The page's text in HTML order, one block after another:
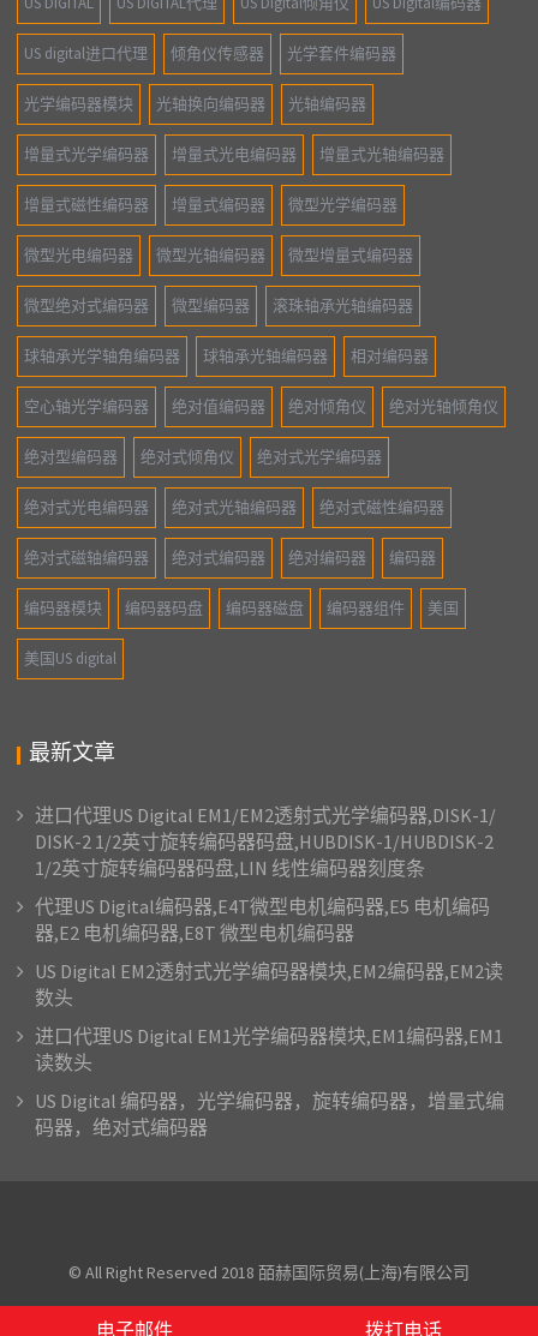
US digital进口代理 倾角仪传感器 光学套件编码器
光学编码器模块 光轴换向编码器 光轴编码器
增量式光学编码器 增量式光电编码器 增量式光轴编码器
增量式磁性编码器 增量式编码器 微型光学编码器
微型光电编码器 微型光轴编码器 微型增量式编码器
微型绝对式编码器 微型编码器 滚珠轴承光轴编码器
球轴承光学轴角编码器 球轴承光轴编码器 相对编码器
空心轴光学编码器 绝对值编码器 绝对倾角仪 绝对光轴倾角仪
绝对型编码器 绝对式倾角仪 绝对式光学编码器
绝对式光电编码器 绝对式光轴编码器 绝对式磁性编码器
绝对式磁轴编码器 绝对式编码器 绝对编码器 编码器
编码器模块 编码器码盘 编码器磁盘 编码器组件 美国
美国US digital
最新文章
进口代理US Digital EM1/EM2透射式光学编码器,DISK-1/
DISK-2 1/2英寸旋转编码器码盘,HUBDISK-1/HUBDISK-2
1/2英寸旋转编码器码盘,LIN 线性编码器刻度条
代理US Digital编码器,E4T微型电机编码器,E5 电机编码
器,E2 电机编码器,E8T 微型电机编码器
US Digital EM2透射式光学编码器模块,EM2编码器,EM2读
数头
进口代理US Digital EM1光学编码器模块,EM1编码器,EM1
读数头
US Digital 编码器，光学编码器，旋转编码器，增量式编
码器，绝对式编码器
© All Right Reserved 2018 皕赫国际贸易(上海)有限公司
Proudly powered by WordPress Theme: AcmePhoto byAcme Themes
电子邮件 拨打电话